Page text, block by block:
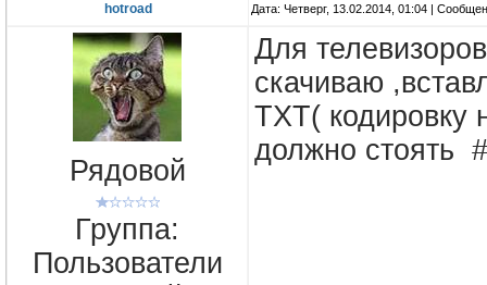
hotroad Дата: Четверг, 13.02.2014, 01:04 |
Рядовой
Группа:
Пользователи
Для
скачиваю
TXT( кодировку
должно стоять